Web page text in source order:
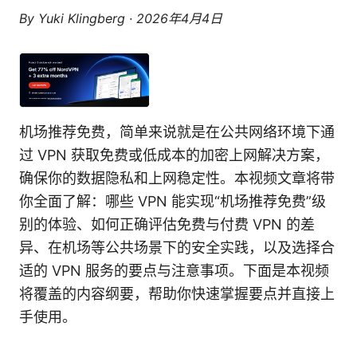
By Yuki Klingberg · 2026年4月4日
机场推荐免费，简单来说就是在公共网络环境下通
过 VPN 获取免费或低成本的加密上网解决方案，
确保你的数据隐私和上网稳定性。本视频文章将带
你全面了解：哪些 VPN 能实现“机场推荐免费”级
别的体验、如何正确评估免费与付费 VPN 的差
异、在机场等公共场景下的安全实践，以及选择合
适的 VPN 服务的要点与注意事项。下面是本视频
将覆盖的内容纲要，帮助你快速掌握要点并直接上
手使用。